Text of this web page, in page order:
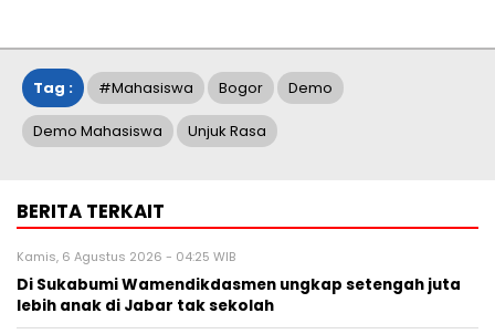
Tag : #Mahasiswa Bogor Demo
Demo Mahasiswa Unjuk Rasa
BERITA TERKAIT
Kamis, 6 Agustus 2026 - 04:25 WIB
Di Sukabumi Wamendikdasmen ungkap setengah juta
lebih anak di Jabar tak sekolah